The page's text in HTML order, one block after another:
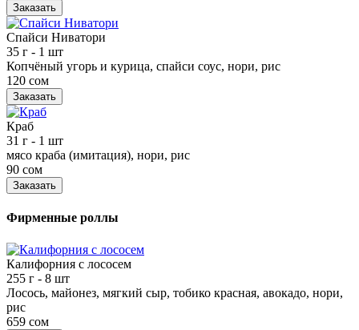
Заказать
Спайси Ниватори
35 г - 1 шт
Копчёный угорь и курица, спайси соус, нори, рис
120 сом
Заказать
Краб
31 г - 1 шт
мясо краба (имитация), нори, рис
90 сом
Заказать
Фирменные роллы
Калифорния с лососем
255 г - 8 шт
Лосось, майонез, мягкий сыр, тобико красная, авокадо, нори,
рис
659 сом